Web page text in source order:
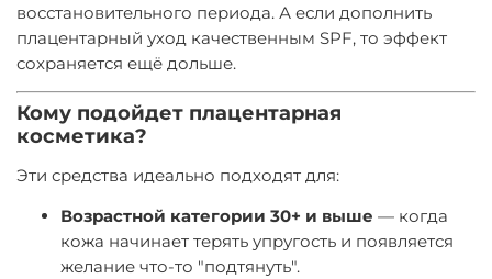
восстановительного периода. А если дополнить
плацентарный уход качественным SPF, то эффект
сохраняется ещё дольше.
Кому подойдет плацентарная
косметика?
Эти средства идеально подходят для:
Возрастной категории 30+ и выше — когда
кожа начинает терять упругость и появляется
желание что-то "подтянуть".